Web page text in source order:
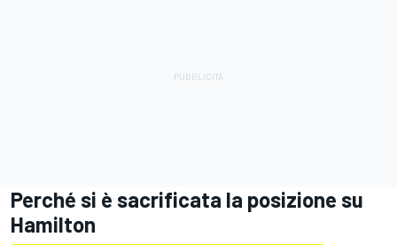
Perché si è sacrificata la posizione su
Hamilton